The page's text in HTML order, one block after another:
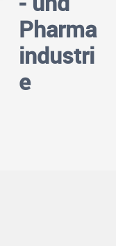
Pharma
industri
e